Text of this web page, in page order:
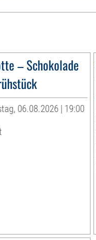
– Schokolade
06.08.2026 | 19:00